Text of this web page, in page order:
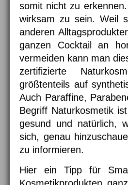
somit nicht zu
wirksam zu sein. Weil
anderen
ganzen Cocktail an
vermeiden kann man
zertifizierte
größtenteils auf
Auch Paraffine,
Begriff Naturkosmetik
gesund und natürlich,
sich, genau
zu informieren.
Hier ein Tipp für